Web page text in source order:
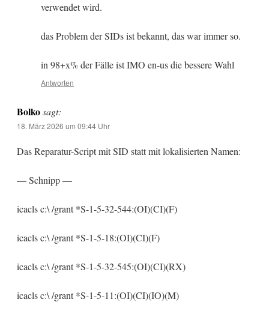
verwendet wird.
das Problem der SIDs ist bekannt, das war immer so.
in 98+x% der Fälle ist IMO en-us die bessere Wahl
Antworten
Bolko sagt:
18. März 2026 um 09:44 Uhr
Das Reparatur-Script mit SID statt mit lokalisierten Namen:
— Schnipp —
icacls c:\ /grant *S-1-5-32-544:(OI)(CI)(F)
icacls c:\ /grant *S-1-5-18:(OI)(CI)(F)
icacls c:\ /grant *S-1-5-32-545:(OI)(CI)(RX)
icacls c:\ /grant *S-1-5-11:(OI)(CI)(IO)(M)